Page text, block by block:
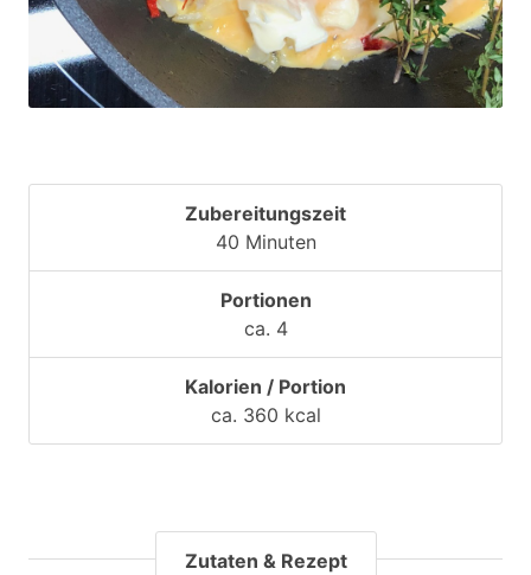
Zubereitungszeit
40 Minuten
Portionen
ca. 4
Kalorien / Portion
ca. 360 kcal
Zutaten & Rezept